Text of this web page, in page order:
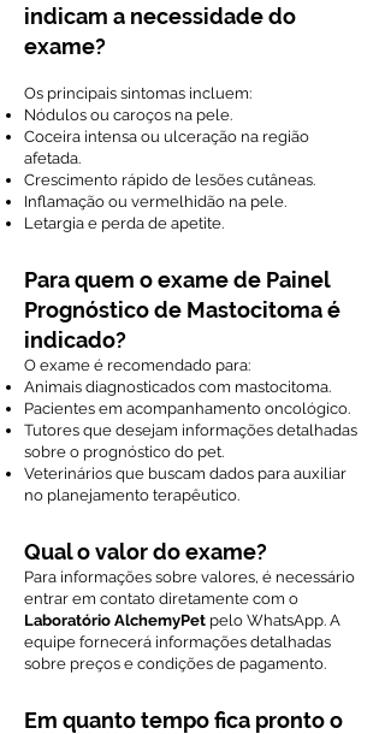
indicam a necessidade do
exame?
Os principais sintomas incluem:
Nódulos ou caroços na pele.
Coceira intensa ou ulceração na região
afetada.
Crescimento rápido de lesões cutâneas.
Inflamação ou vermelhidão na pele.
Letargia e perda de apetite.
Para quem o exame de Painel
Prognóstico de Mastocitoma é
indicado?
O exame é recomendado para:
Animais diagnosticados com mastocitoma.
Pacientes em acompanhamento oncológico.
Tutores que desejam informações detalhadas
sobre o prognóstico do pet.
Veterinários que buscam dados para auxiliar
no planejamento terapêutico.
Qual o valor do exame?
Para informações sobre valores, é necessário
entrar em contato diretamente com o
Laboratório AlchemyPet pelo WhatsApp. A
equipe fornecerá informações detalhadas
sobre preços e condições de pagamento.
Em quanto tempo fica pronto o